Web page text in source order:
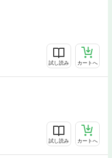
試し読み カートへ
試し読み カートへ